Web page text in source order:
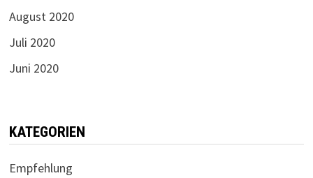
August 2020
Juli 2020
Juni 2020
KATEGORIEN
Empfehlung